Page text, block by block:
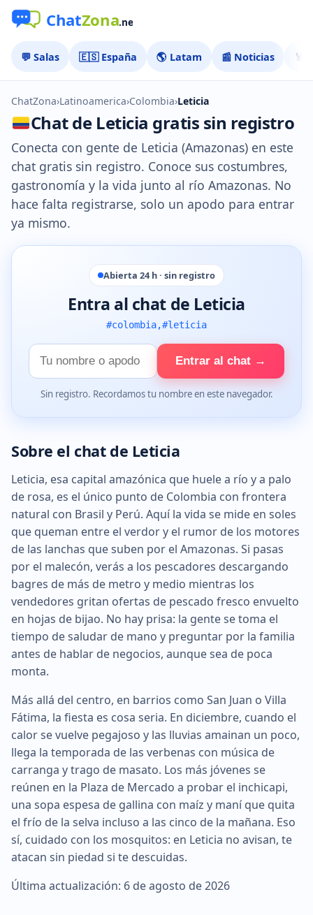
💬 Salas 🇪🇸 España 🌎 Latam 📰 Noticias 🏅
ChatZona›Latinoamerica›Colombia›Leticia
Chat de Leticia gratis sin registro
Conecta con gente de Leticia (Amazonas) en este
chat gratis sin registro. Conoce sus costumbres,
gastronomía y la vida junto al río Amazonas. No
hace falta registrarse, solo un apodo para entrar
ya mismo.
Abierta 24 h · sin registro
Entra al chat de Leticia
#colombia,#leticia
Tu
nombre
Entrar al chat →
Sin registro. Recordamos tu nombre en este navegador.
Sobre el chat de Leticia
Leticia, esa capital amazónica que huele a río y a palo
de rosa, es el único punto de Colombia con frontera
natural con Brasil y Perú. Aquí la vida se mide en soles
que queman entre el verdor y el rumor de los motores
de las lanchas que suben por el Amazonas. Si pasas
por el malecón, verás a los pescadores descargando
bagres de más de metro y medio mientras los
vendedores gritan ofertas de pescado fresco envuelto
en hojas de bijao. No hay prisa: la gente se toma el
tiempo de saludar de mano y preguntar por la familia
antes de hablar de negocios, aunque sea de poca
monta.
Más allá del centro, en barrios como San Juan o Villa
Fátima, la fiesta es cosa seria. En diciembre, cuando el
calor se vuelve pegajoso y las lluvias amainan un poco,
llega la temporada de las verbenas con música de
carranga y trago de masato. Los más jóvenes se
reúnen en la Plaza de Mercado a probar el inchicapi,
una sopa espesa de gallina con maíz y maní que quita
el frío de la selva incluso a las cinco de la mañana. Eso
sí, cuidado con los mosquitos: en Leticia no avisan, te
atacan sin piedad si te descuidas.
Última actualización: 6 de agosto de 2026